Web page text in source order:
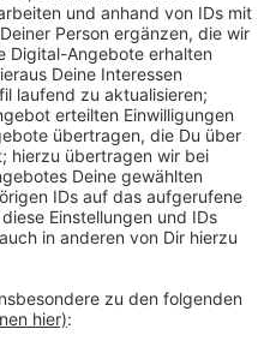
Des weiteren gab es
Unentschieden. Offen
Personalfragen.
waren zuletzt
Stindl wird wohl wieder im
Abend um 20.30 Uhr
immer live.